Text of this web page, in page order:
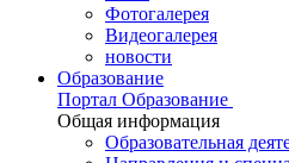
Фотогалерея
Видеогалерея
новости
Образование
Портал Образование
Общая информация
Образовательная